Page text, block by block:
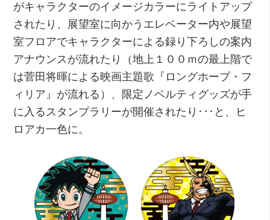
がキャラクターのイメージカラーにライトアップ
されたり、展望室に向かうエレベーター内や展望
室フロアでキャラクターによる録り下ろしの案内
アナウンスが流れたり（地上１００ｍの最上階で
は菅田将暉による映画主題歌『ロングホープ・フ
ィリア』が流れる）、限定ノベルティグッズが手
に入るスタンプラリーが開催されたり･･･と、ヒ
ロアカ一色に。